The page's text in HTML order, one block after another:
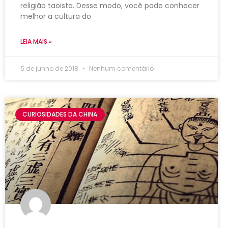
religião taoista. Desse modo, você pode conhecer
melhor a cultura do
LEIA MAIS »
5 de junho de 2018 Nenhum comentário
CURIOSIDADES DA CHINA